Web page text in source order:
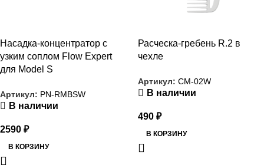
Насадка-концентратор с
узким соплом Flow Expert
для Model S
Артикул: PN-RMBSW
В наличии
2590 ₽
В КОРЗИНУ
Расческа-гребень R.2 в
чехле
Артикул: CM-02W
В наличии
490 ₽
В КОРЗИНУ